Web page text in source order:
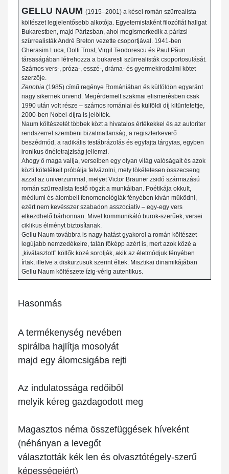
GELLU NAUM (1915–2001) a kései román szürrealista
költészet legjelentősebb alkotója. Egyetemistaként filozófiát hallgat
Bukarestben, majd Párizsban, ahol megismerkedik a párizsi
szürrealisták André Breton vezette csoportjával. 1941-ben
Gherasim Luca, Dolfi Trost, Virgil Teodorescu és Paul Păun
társaságában létrehozza a bukaresti szürrealisták csoportosulását.
Számos vers-, próza-, esszé-, dráma- és gyermekirodalmi kötet
szerzője.
Zenobia (1985) című regénye Romániában és külföldön egyaránt
nagy sikernek örvend. Megérdemelt szakmai elismerésben csak
1990 után volt része – számos romániai és külföldi díj kitüntetettje,
2000-ben Nobel-díjra is jelölték.
Naum költészetét többek közt a hivatalos értékekkel és az autoriter
rendszerrel szembeni bizalmatlanság, a regiszterkeverő
beszédmód, a radikális testábrázolás és egyfajta tárgyias, egyben
ironikus önéletrajziság jellemzi.
Ahogy ő maga vallja, verseiben egy olyan világ valóságait és azok
közti kötelékeit próbálja felvázolni, mely tökéletesen összecseng
azzal az univerzummal, melyet Victor Brauner zsidó származású
román szürrealista festő rögzít a munkáiban. Poétikája okkult,
médiumi és álombeli fenomenológiák fényében kíván működni,
ezért nem kevésszer szabadon asszociatív – egy-egy vers
elkezdhető bárhonnan. Mivel kommunikáló burok-szerűek, versei
ciklikus élményt biztosítanak.
Gellu Naum továbbra is nagy hatást gyakorol a román költészet
legújabb nemzedékeire, talán főképp azért is, mert azok közé a
„kiválasztott” költők közé sorolják, akik az életmódjuk fényében
írtak, illetve a diskurzusuk szerint éltek. Misztikai dinamikájában
Gellu Naum költészete ízig-vérig autentikus.
Hasonmás
A termékenység nevében
spirálba hajlítja mosolyát
majd egy álomcsigába rejti
Az indulatossága redőiből
melyik kéreg gazdagodott meg
Magasztos néma összefüggések híveként
(néhányan a levegőt
választották kék len és olvasztótégely-szerű
képességeiért)